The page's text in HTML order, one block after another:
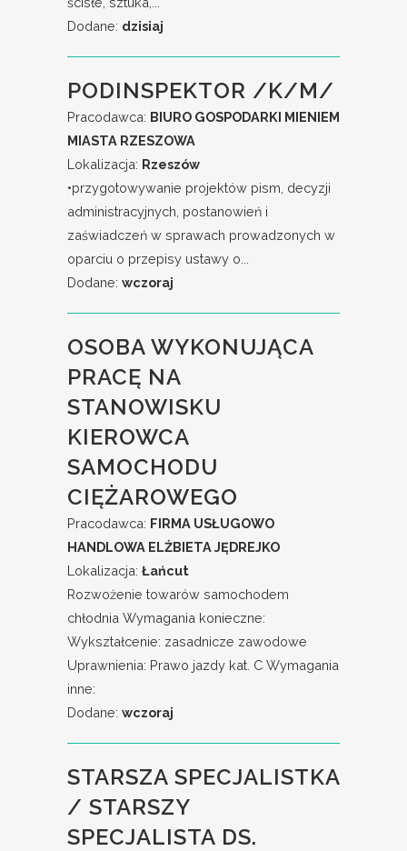
Dodane: dzisiaj
PODINSPEKTOR /K/M/
Pracodawca: BIURO GOSPODARKI MIENIEM
MIASTA RZESZOWA
Lokalizacja: Rzeszów
•przygotowywanie projektów pism, decyzji
administracyjnych, postanowień i
zaświadczeń w sprawach prowadzonych w
oparciu o przepisy ustawy o...
Dodane: wczoraj
OSOBA WYKONUJĄCA
PRACĘ NA
STANOWISKU
KIEROWCA
SAMOCHODU
CIĘŻAROWEGO
Pracodawca: FIRMA USŁUGOWO
HANDLOWA ELŻBIETA JĘDREJKO
Lokalizacja: Łańcut
Rozwożenie towarów samochodem
chłodnia Wymagania konieczne:
Wykształcenie: zasadnicze zawodowe
Uprawnienia: Prawo jazdy kat. C Wymagania
inne:
Dodane: wczoraj
STARSZA SPECJALISTKA
/ STARSZY
SPECJALISTA DS.